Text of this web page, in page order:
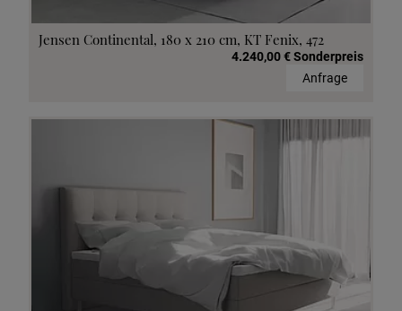
Jensen Continental, 180 x 210 cm, KT Fenix, 472
4.240,00 € Sonderpreis
Anfrage